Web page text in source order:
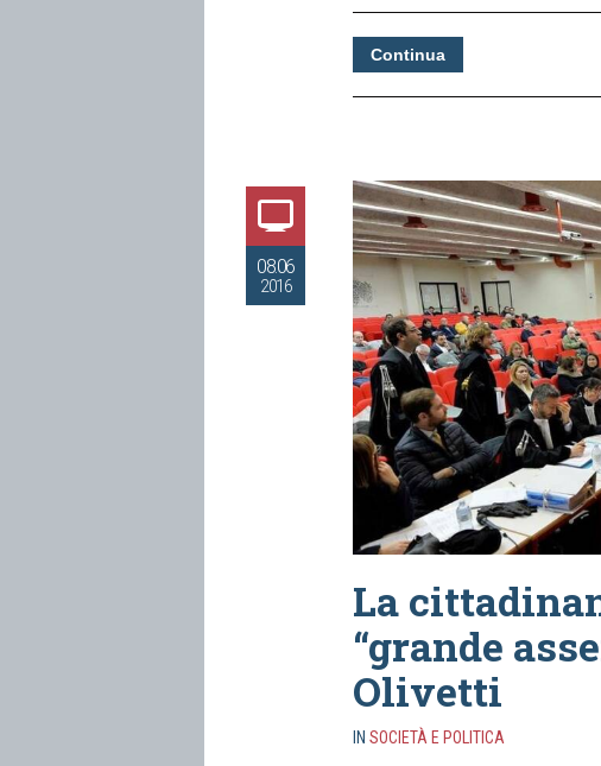
Continua
08.06
2016
La
“grande
Olivetti
IN SOCIETÀ E POLITICA